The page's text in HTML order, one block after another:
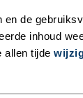
de
inhoud
allen tijde
%